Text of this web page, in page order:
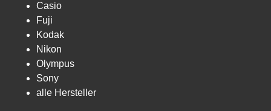
Casio
Fuji
Kodak
Nikon
Olympus
Sony
alle Hersteller